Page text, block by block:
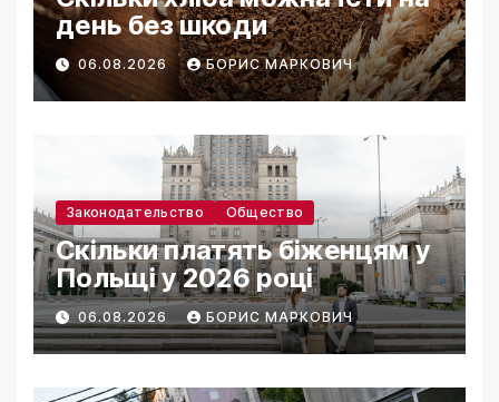
день без шкоди
06.08.2026 БОРИС МАРКОВИЧ
Законодательство Общество
Скільки платять біженцям у
Польщі у 2026 році
06.08.2026 БОРИС МАРКОВИЧ